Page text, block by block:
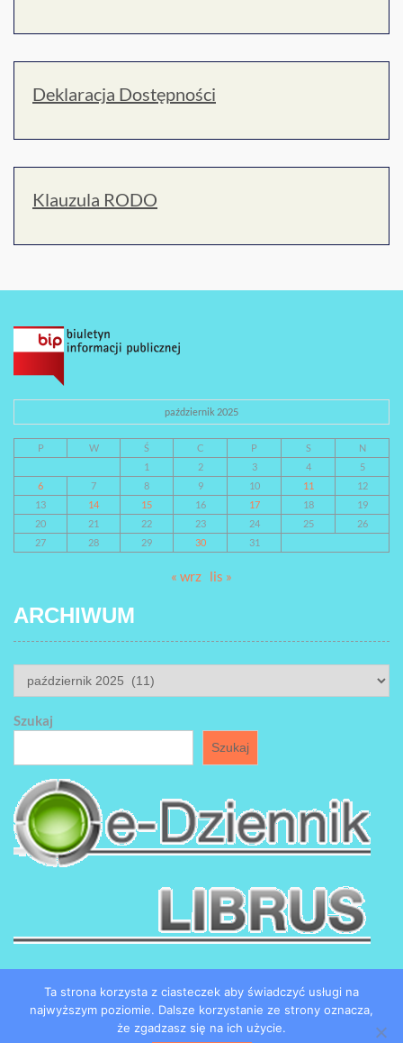
Deklaracja Dostępności
Klauzula RODO
październik 2025
P W Ś C P S
N
1
2 3 4
5
6
7 8 9 10 11
12
13
14 15 16 17 18
19
20
21 22 23 24 25
26
27
28 29 30 31
« wrz lis »
ARCHIWUM
ARCHIWUM
Szukaj
Szukaj
Ta strona korzysta z ciasteczek aby świadczyć usługi na
najwyższym poziomie. Dalsze korzystanie ze strony oznacza,
że zgadzasz się na ich użycie.